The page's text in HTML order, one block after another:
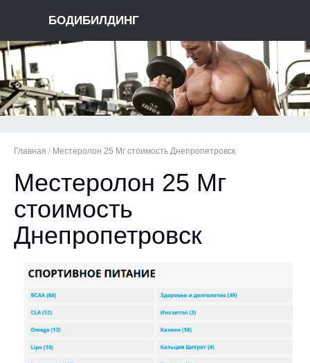
БОДИБИЛДИНГ
Главная / Местеролон 25 Мг стоимость Днепропетровск
Местеролон 25 Мг
стоимость
Днепропетровск